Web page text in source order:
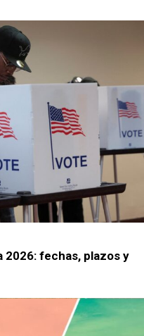
2026: fechas, plazos y